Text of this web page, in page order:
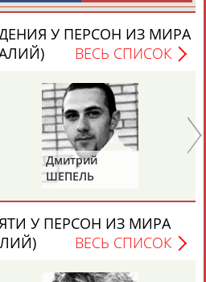
Магомед
АБДУЛКАГИРОВ
Назир
АБДУЛЛАЕВ
ПЕРСОНЫ
У ПЕРСОН ИЗ МИРА
ВЕСЬ СПИСОК
Дмитрий
ШЕПЕЛЬ
У ПЕРСОН ИЗ МИРА
ВЕСЬ СПИСОК